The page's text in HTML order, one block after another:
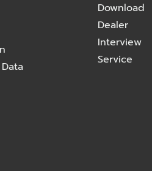
Download
Dealer
Interview
Service